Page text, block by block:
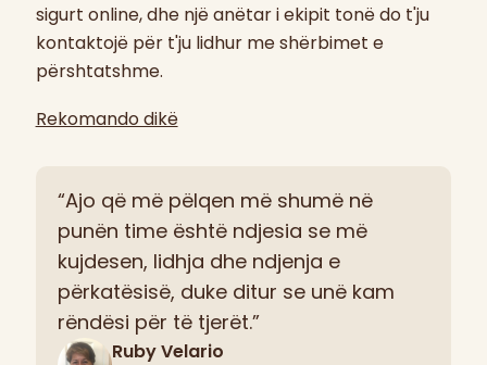
sigurt online, dhe një anëtar i ekipit tonë do t'ju
kontaktojë për t'ju lidhur me shërbimet e
përshtatshme.
Rekomando dikë
“Ajo që më pëlqen më shumë në
punën time është ndjesia se më
kujdesen, lidhja dhe ndjenja e
përkatësisë, duke ditur se unë kam
rëndësi për të tjerët.”
Ruby Velario